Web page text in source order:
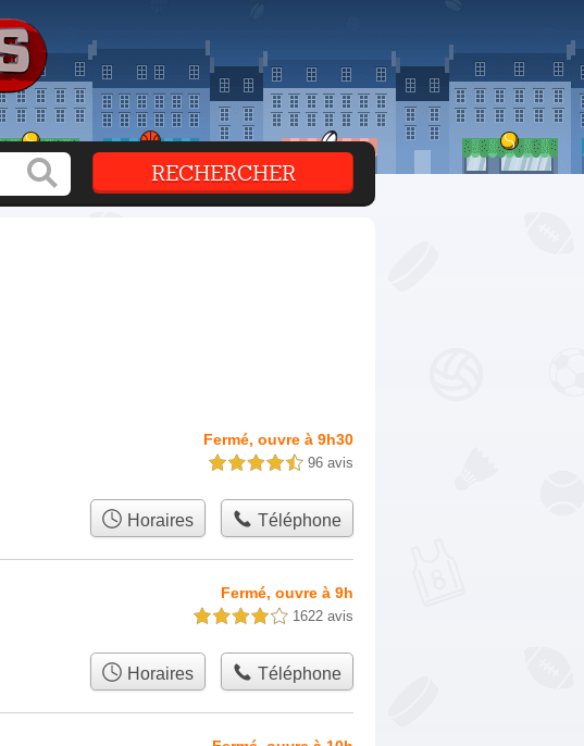
Fermé, ouvre à 9h30
4,5 étoiles sur 5 96 avis
Horaires Téléphone
Fermé, ouvre à 9h
4,0 étoiles sur 5 1622 avis
Horaires Téléphone